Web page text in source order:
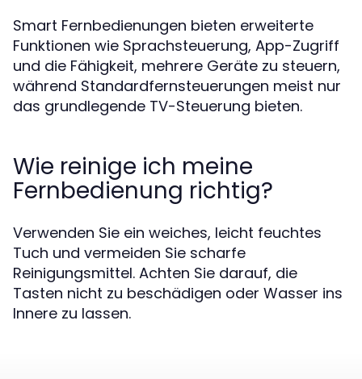
Smart Fernbedienungen bieten erweiterte
Funktionen wie Sprachsteuerung, App-Zugriff
und die Fähigkeit, mehrere Geräte zu steuern,
während Standardfernsteuerungen meist nur
das grundlegende TV-Steuerung bieten.
Wie reinige ich meine
Fernbedienung richtig?
Verwenden Sie ein weiches, leicht feuchtes
Tuch und vermeiden Sie scharfe
Reinigungsmittel. Achten Sie darauf, die
Tasten nicht zu beschädigen oder Wasser ins
Innere zu lassen.